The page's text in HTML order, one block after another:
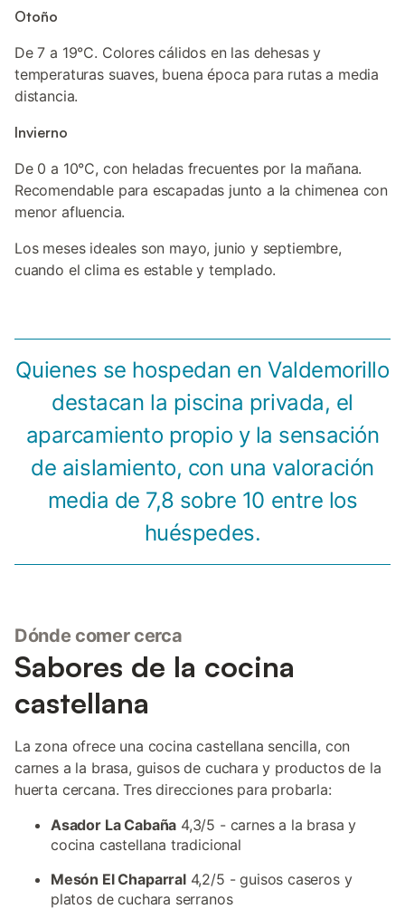
Otoño
De 7 a 19°C. Colores cálidos en las dehesas y
temperaturas suaves, buena época para rutas a media
distancia.
Invierno
De 0 a 10°C, con heladas frecuentes por la mañana.
Recomendable para escapadas junto a la chimenea con
menor afluencia.
Los meses ideales son mayo, junio y septiembre,
cuando el clima es estable y templado.
Quienes se hospedan en Valdemorillo
destacan la piscina privada, el
aparcamiento propio y la sensación
de aislamiento, con una valoración
media de 7,8 sobre 10 entre los
huéspedes.
Dónde comer cerca
Sabores de la cocina
castellana
La zona ofrece una cocina castellana sencilla, con
carnes a la brasa, guisos de cuchara y productos de la
huerta cercana. Tres direcciones para probarla:
Asador La Cabaña 4,3/5 - carnes a la brasa y
cocina castellana tradicional
Mesón El Chaparral4,2/5 - guisos caseros y
platos de cuchara serranos